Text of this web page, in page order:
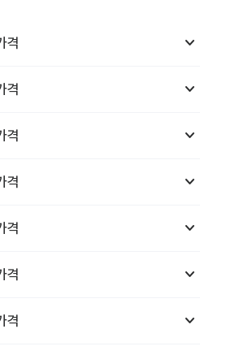
격 keyboard_arrow_down
격 keyboard_arrow_down
격 keyboard_arrow_down
격 keyboard_arrow_down
격 keyboard_arrow_down
격 keyboard_arrow_down
격 keyboard_arrow_down